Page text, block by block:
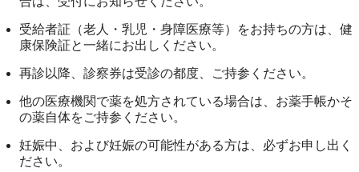
受給者証（老人・乳児・身障医療等）をお持ちの方は、健
康保険証と一緒にお出しください。
再診以降、診察券は受診の都度、ご持参ください。
他の医療機関で薬を処方されている場合は、お薬手帳かそ
の薬自体をご持参ください。
妊娠中、および妊娠の可能性がある方は、必ずお申し出く
ださい。